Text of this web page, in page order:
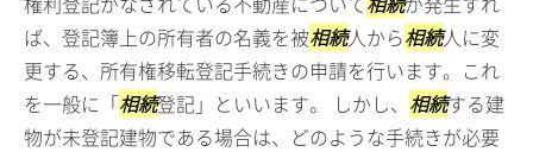
ば、登記簿上の所有者の名義を被相続人から相続人に変
更する、所有権移転登記手続きの申請を行います。これ
を一般に「相続登記」といいます。 しかし、 相続する建
物が未登記建物である場合は、どのような手続きが必要